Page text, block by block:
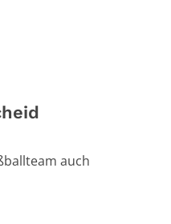
auch